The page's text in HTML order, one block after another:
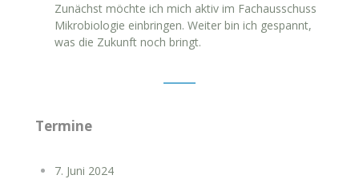
Zunächst möchte ich mich aktiv im Fachausschuss
Mikrobiologie einbringen. Weiter bin ich gespannt,
was die Zukunft noch bringt.
Termine
7. Juni 2024